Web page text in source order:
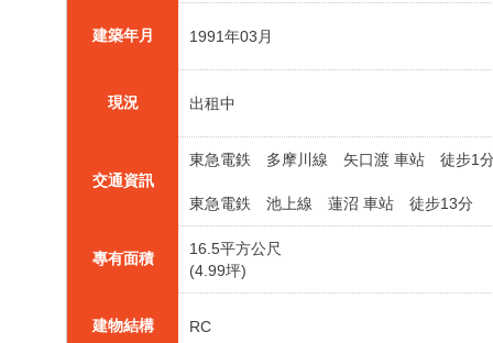
建築年月 1991年03月
現況 出租中
交通資訊
東急電鉄 多摩川線 矢口渡 車站 徒步1
東急電鉄 池上線 蓮沼 車站 徒步13分
專有面積
16.5平方公尺
(4.99坪)
建物結構 RC